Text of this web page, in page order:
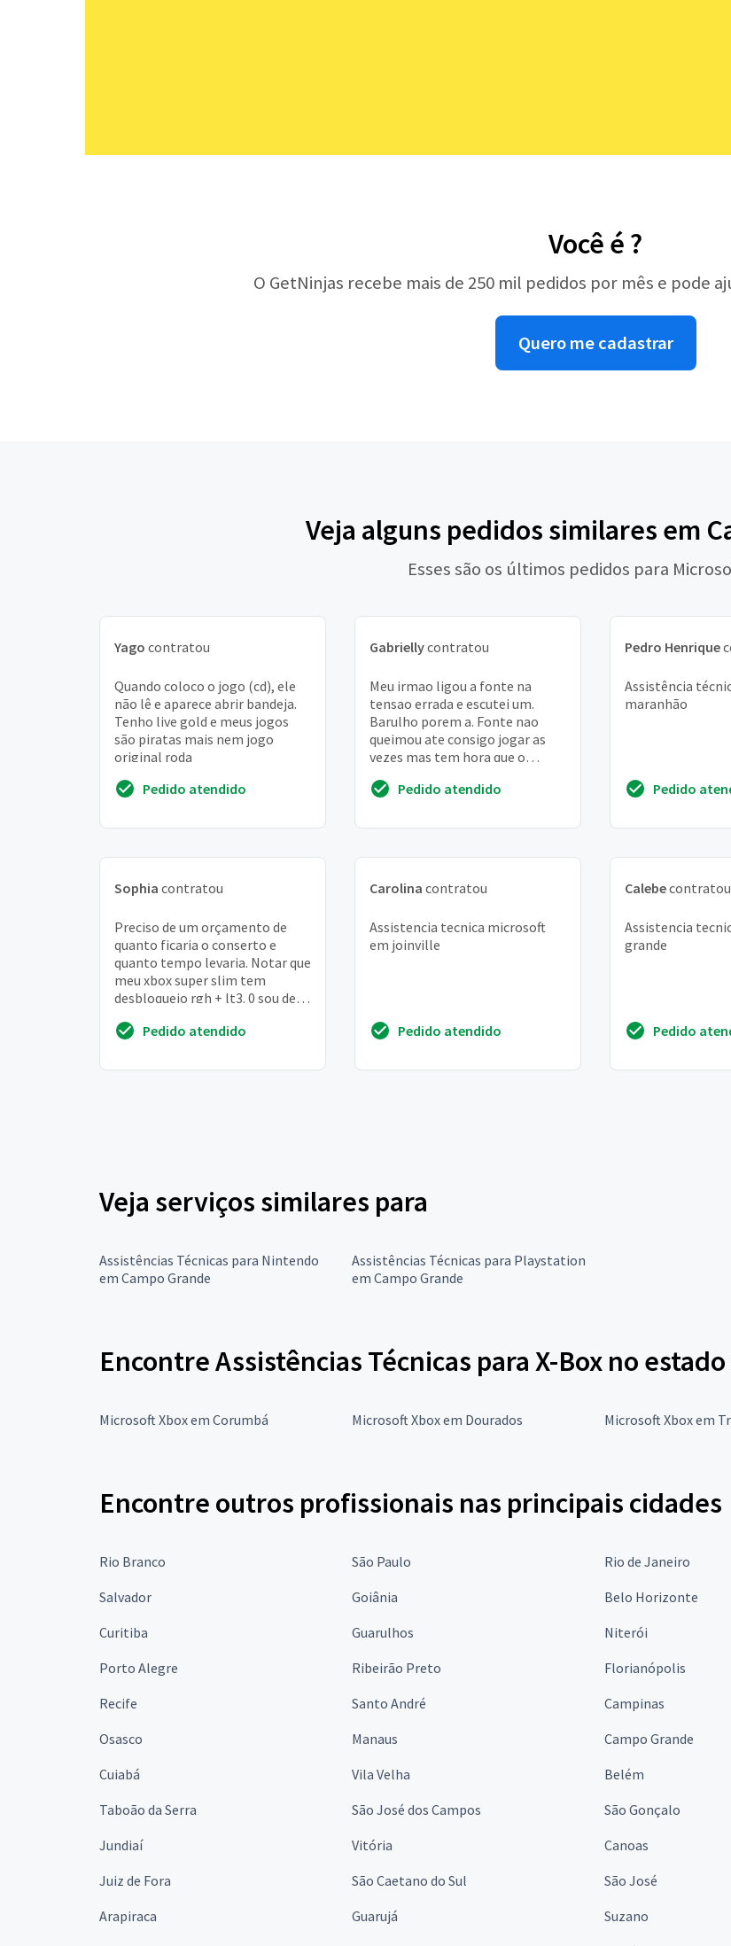
Você é ?
O GetNinjas recebe mais de 250 mil pedidos por mês e pode
Quero me cadastrar
Veja alguns pedidos similares em
Esses são os últimos pedidos para
Yago contratou
Quando coloco o jogo (cd), ele
não lê e aparece abrir bandeja.
Tenho live gold e meus jogos
são piratas mais nem jogo
original roda
Pedido atendido
Gabriellycontratou
Meu irmao ligou a fonte na
tensao errada e escutei um.
Barulho porem a. Fonte nao
queimou ate consigo jogar as
vezes mas tem hora que o
Pedido atendido
Pedro Henrique
Assistência
maranhão
Pedido
Sophia contratou
Preciso de um orçamento de
quanto ficaria o conserto e
quanto tempo levaria. Notar que
meu xbox super slim tem
desbloqueio rgh + lt3. 0 sou de
Pedido atendido
Carolina contratou
Assistencia tecnica microsoft
em joinville
Pedido atendido
Calebecontratou
Assistencia
grande
Pedido
Veja serviços similares para
Assistências Técnicas para Nintendo
em Campo Grande
Assistências Técnicas para Playstation
em Campo Grande
Encontre Assistências Técnicas para X-Box no
Microsoft Xbox em Corumbá Microsoft Xbox em Dourados Microsoft Xbox em
Encontre outros profissionais nas principais cidades
Rio Branco São Paulo Rio de Janeiro
Salvador
Goiânia Belo Horizonte
Curitiba
Guarulhos Niterói
Porto Alegre
Ribeirão Preto Florianópolis
Recife
Santo André Campinas
Osasco
Manaus Campo Grande
Cuiabá
Vila Velha Belém
Taboão da Serra
São José dos Campos São Gonçalo
Jundiaí
Vitória Canoas
Juiz de Fora
São Caetano do Sul São José
Arapiraca
Guarujá Suzano